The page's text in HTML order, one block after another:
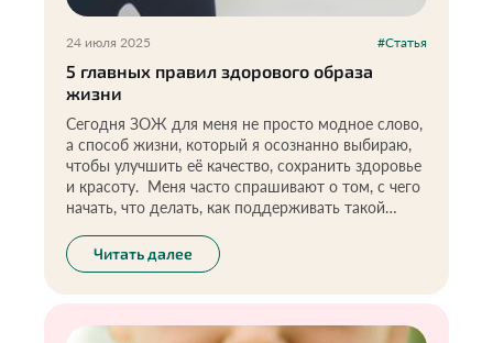
24 июля 2025 #Статья
5 главных правил здорового образа
жизни
Сегодня ЗОЖ для меня не просто модное слово,
а способ жизни, который я осознанно выбираю,
чтобы улучшить её качество, сохранить здоровье
и красоту. Меня часто спрашивают о том, с чего
начать, что делать, как поддерживать такой
действительно много, но большая часть — это
непроверенные слухи и мифы, которые порой
ещё больше запутывают и сбивают с толку. В
рекомендациями, которые помогли измениться и
Читать далее